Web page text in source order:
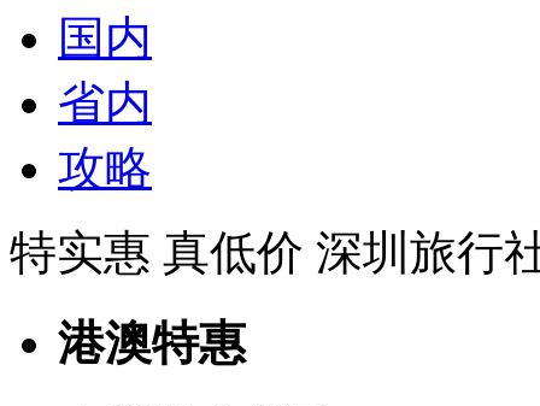
国内
省内
攻略
特实惠 真低价 深圳旅行
港澳特惠